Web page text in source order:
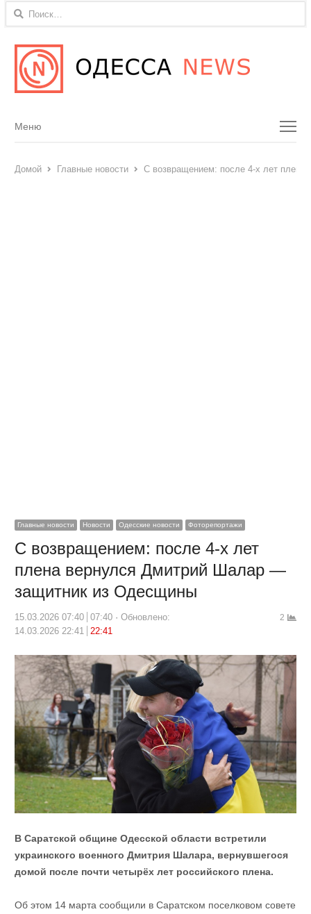
Найти:
Menu
Меню
Домой Главные новости С возвращением: после 4-х лет
Главные новости Новости Одесские новости Фоторепортажи
С возвращением: после 4-х лет
плена вернулся Дмитрий Шалар —
защитник из Одесщины
15.03.2026 07:40 07:40
Обновлено:
14.03.2026 22:41
22:41
2
В Саратской общине Одесской области встретили
украинского военного Дмитрия Шалара, вернувшегося
домой после почти четырёх лет российского плена.
Об этом 14 марта сообщили в Саратском поселковом совете